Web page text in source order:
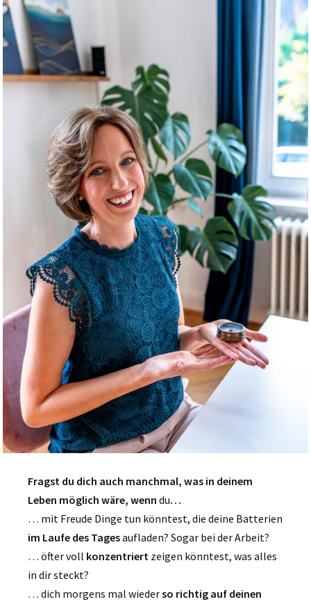
Fragst du dich auch manchmal, was in deinem
Leben möglich wäre, wenn du…
… mit Freude Dinge tun könntest, die deine Batterien
im Laufe des Tagesaufladen? Sogar bei der Arbeit?
… öfter voll konzentriert zeigen könntest, was alles
in dir steckt?
… dich morgens mal wiederso richtig auf deinen